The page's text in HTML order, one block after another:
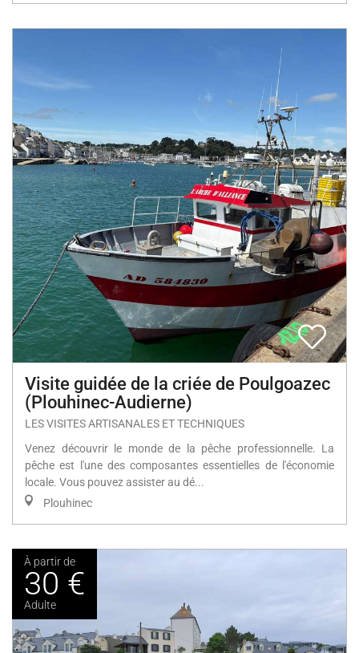
Visite guidée de la criée de Poulgoazec
(Plouhinec-Audierne)
LES VISITES ARTISANALES ET TECHNIQUES
Venez découvrir le monde de la pêche professionnelle. La
pêche est l'une des composantes essentielles de l'économie
locale. Vous pouvez assister au dé...
Plouhinec
À partir de
30 €
Adulte